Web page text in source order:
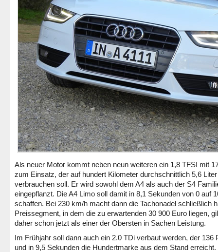
Als neuer Motor kommt neben neun weiteren ein 1,8 TFSI mit
zum Einsatz, der auf hundert Kilometer durchschnittlich 5,6 Liter
verbrauchen soll. Er wird sowohl dem A4 als auch der S4
eingepflanzt. Die A4 Limo soll damit in 8,1 Sekunden von 0 auf
schaffen. Bei 230 km/h macht dann die Tachonadel schließlich
Preissegment, in dem die zu erwartenden 30 900 Euro liegen,
daher schon jetzt als einer der Obersten in Sachen Leistung.
Im Frühjahr soll dann auch ein 2.0 TDi verbaut werden, der 136
und in 9,5 Sekunden die Hundertmarke aus dem Stand erreicht.